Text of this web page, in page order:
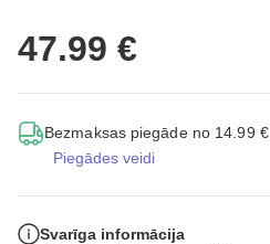
47.99 €
Bezmaksas piegāde no 14.99 €
Piegādes veidi
Svarīga informācija